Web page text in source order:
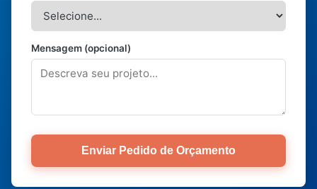
Mensagem (opcional)
Enviar Pedido de Orçamento